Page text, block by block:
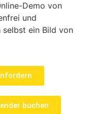
Demo von
und
selbst ein Bild von
buchen